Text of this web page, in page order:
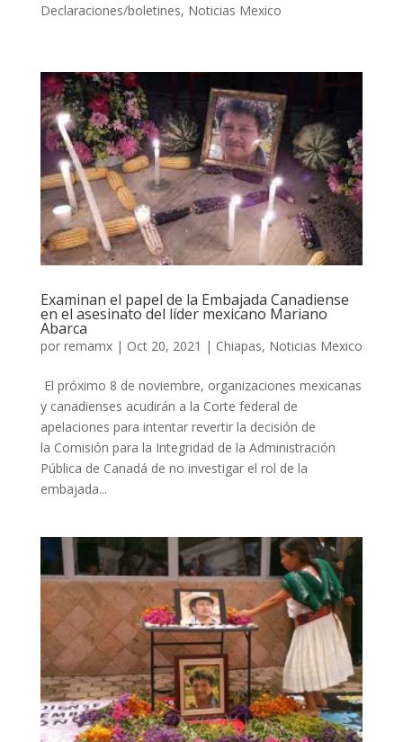
Declaraciones/boletines, Noticias Mexico
Examinan el papel de la Embajada Canadiense
en el asesinato del líder mexicano Mariano
Abarca
por remamx| Oct 20, 2021 | Chiapas, Noticias Mexico
​ El próximo 8 de noviembre, organizaciones mexicanas
y canadienses acudirán a la Corte federal de
apelaciones para intentar revertir la decisión de
la Comisión para la Integridad de la Administración
Pública de Canadá de no investigar el rol de la
embajada...